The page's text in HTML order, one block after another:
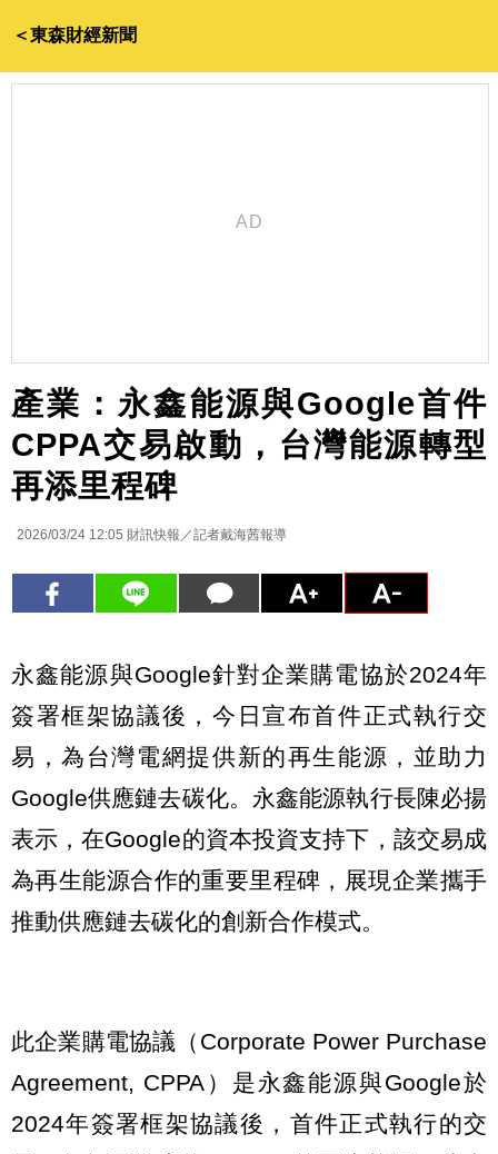
＜東森財經新聞
產業：永鑫能源與Google首件
CPPA交易啟動，台灣能源轉型
再添里程碑
2026/03/24 12:05 財訊快報／記者戴海茜報導
永鑫能源與Google針對企業購電協於2024年
簽署框架協議後，今日宣布首件正式執行交
易，為台灣電網提供新的再生能源，並助力
Google供應鏈去碳化。永鑫能源執行長陳必揚
表示，在Google的資本投資支持下，該交易成
為再生能源合作的重要里程碑，展現企業攜手
推動供應鏈去碳化的創新合作模式。
此企業購電協議（Corporate Power Purchase
Agreement, CPPA）是永鑫能源與Google於
2024年簽署框架協議後，首件正式執行的交